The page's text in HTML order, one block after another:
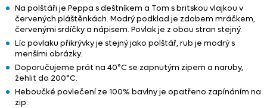
Na polštáři je Peppa s deštníkem a Tom s britskou vlajkou v
červených pláštěnkách. Modrý podklad je zdobem mráčkem,
červenými srdíčky a nápisem. Povlak je z obou stran stejný.
Líc povlaku přikrývky je stejný jako polštář, rub je modrý s
menšími obrázky.
Doporučujeme prát na 40°C se zapnutým zipem a naruby,
žehlit do 200°C.
Heboučké povlečení ze 100% bavlny je opatřeno zapínáním na
zip.